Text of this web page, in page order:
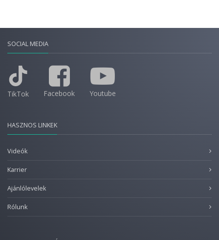
SOCIAL MEDIA
TikTok Facebook Youtube
HASZNOS LINKEK
Videók
Karrier
Ajánlólevelek
Rólunk